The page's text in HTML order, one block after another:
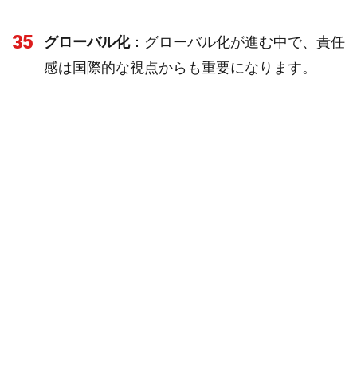
35 グローバル化：グローバル化が進む中で、責任
感は国際的な視点からも重要になります。